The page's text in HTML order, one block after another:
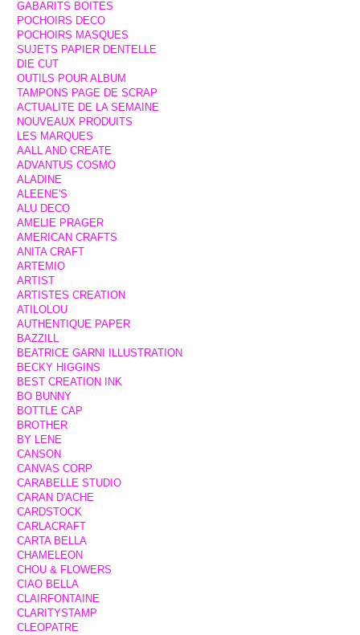
GABARITS BOITES
POCHOIRS DECO
POCHOIRS MASQUES
SUJETS PAPIER DENTELLE
DIE CUT
OUTILS POUR ALBUM
TAMPONS PAGE DE SCRAP
ACTUALITE DE LA SEMAINE
NOUVEAUX PRODUITS
LES MARQUES
AALL AND CREATE
ADVANTUS COSMO
ALADINE
ALEENE'S
ALU DECO
AMELIE PRAGER
AMERICAN CRAFTS
ANITA CRAFT
ARTEMIO
ARTIST
ARTISTES CREATION
ATILOLOU
AUTHENTIQUE PAPER
BAZZILL
BEATRICE GARNI ILLUSTRATION
BECKY HIGGINS
BEST CREATION INK
BO BUNNY
BOTTLE CAP
BROTHER
BY LENE
CANSON
CANVAS CORP
CARABELLE STUDIO
CARAN D'ACHE
CARDSTOCK
CARLACRAFT
CARTA BELLA
CHAMELEON
CHOU & FLOWERS
CIAO BELLA
CLAIRFONTAINE
CLARITYSTAMP
CLEOPATRE